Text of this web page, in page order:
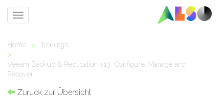
Toggle
Home >
Trainings
>
Veeam Backup & Replication v13: Configure, Manage and
Recover
Zurück zur Übersicht